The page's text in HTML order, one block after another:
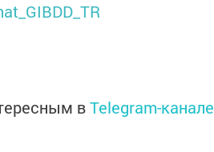
вTelegram-канале